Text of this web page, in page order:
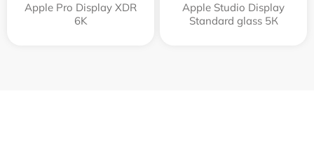
Apple Pro Display XDR
6K
Apple Studio Display
Standard glass 5К